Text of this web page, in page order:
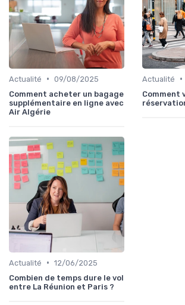
Actualité • 09/08/2025
Comment acheter un bagage
supplémentaire en ligne avec
Air Algérie
Actualité •
Comment
Actualité • 12/06/2025
Combien de temps dure le vol
entre La Réunion et Paris ?